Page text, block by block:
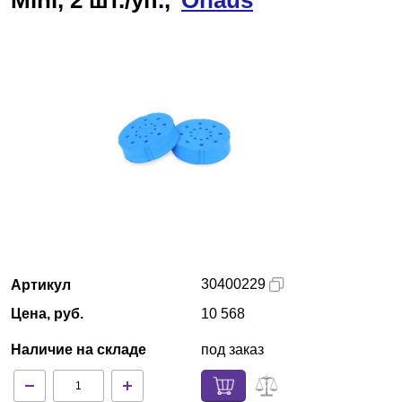
Сравнение
Партнеры
Технический сервис
Артикул
Цена, руб.
Наличие на складе
30400229
10 568
под заказ